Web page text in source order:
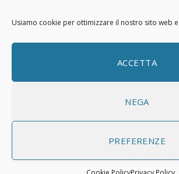
Usiamo cookie per ottimizzare il nostro sito web
ACCETTA
NEGA
PREFERENZE
Logo bySizegraph
© 2026 ThemeSphere. Designed by